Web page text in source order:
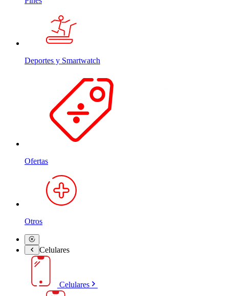
Deportes y Smartwatch
Ofertas
Otros
Celulares
Celulares